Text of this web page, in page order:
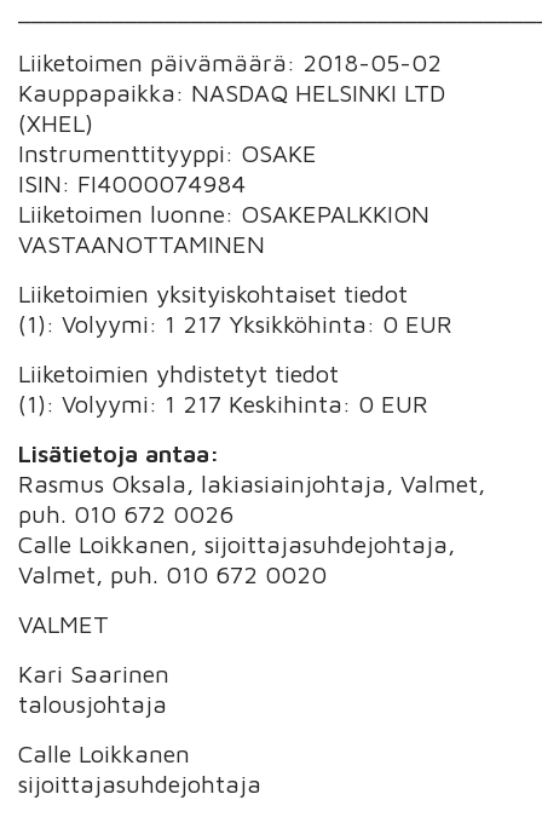
Liiketoimen päivämäärä: 2018-05-02
Kauppapaikka: NASDAQ HELSINKI LTD
(XHEL)
Instrumenttityyppi: OSAKE
ISIN: FI4000074984
Liiketoimen luonne: OSAKEPALKKION
VASTAANOTTAMINEN
Liiketoimien yksityiskohtaiset tiedot
(1): Volyymi: 1 217 Yksikköhinta: 0 EUR
Liiketoimien yhdistetyt tiedot
(1): Volyymi: 1 217 Keskihinta: 0 EUR
Lisätietoja antaa:
Rasmus Oksala, lakiasiainjohtaja, Valmet,
puh. 010 672 0026
Calle Loikkanen, sijoittajasuhdejohtaja,
Valmet, puh. 010 672 0020
VALMET
Kari Saarinen
talousjohtaja
Calle Loikkanen
sijoittajasuhdejohtaja